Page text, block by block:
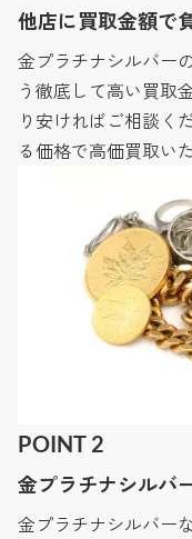
他店に買取金額で
金プラチナシルバー
う徹底して高い買取
り安ければご相談く
る価格で高価買取い
POINT 2
金プラチナシルバ
金プラチナシルバー